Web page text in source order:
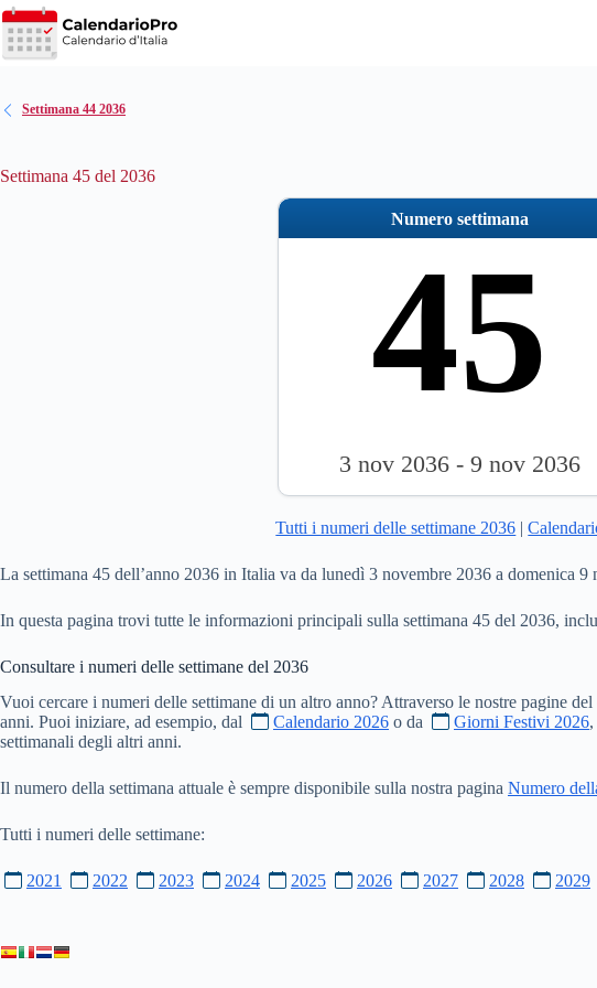
Salta
al
contenuto
Settimana 44 2036
Settimana 45 del 2036
Numero settimana
45
3 nov 2036 - 9 nov 2036
Tutti i numeri delle settimane 2036 |
La settimana 45 dell’anno 2036 in Italia va da lunedì 3 novembre 2036 a domenica 9
In questa pagina trovi tutte le informazioni principali sulla settimana 45 del 2036,
Consultare i numeri delle settimane del 2036
Vuoi cercare i numeri delle settimane di un altro anno? Attraverso le nostre pagine
anni. Puoi iniziare, ad esempio, dal
Calendario 2026 o da Giorni Festivi 2026
settimanali degli altri anni.
Il numero della settimana attuale è sempre disponibile sulla nostra pagina Numero
Tutti i numeri delle settimane:
2021 2022 2023 2024 2025 2026 2027 2028 2029